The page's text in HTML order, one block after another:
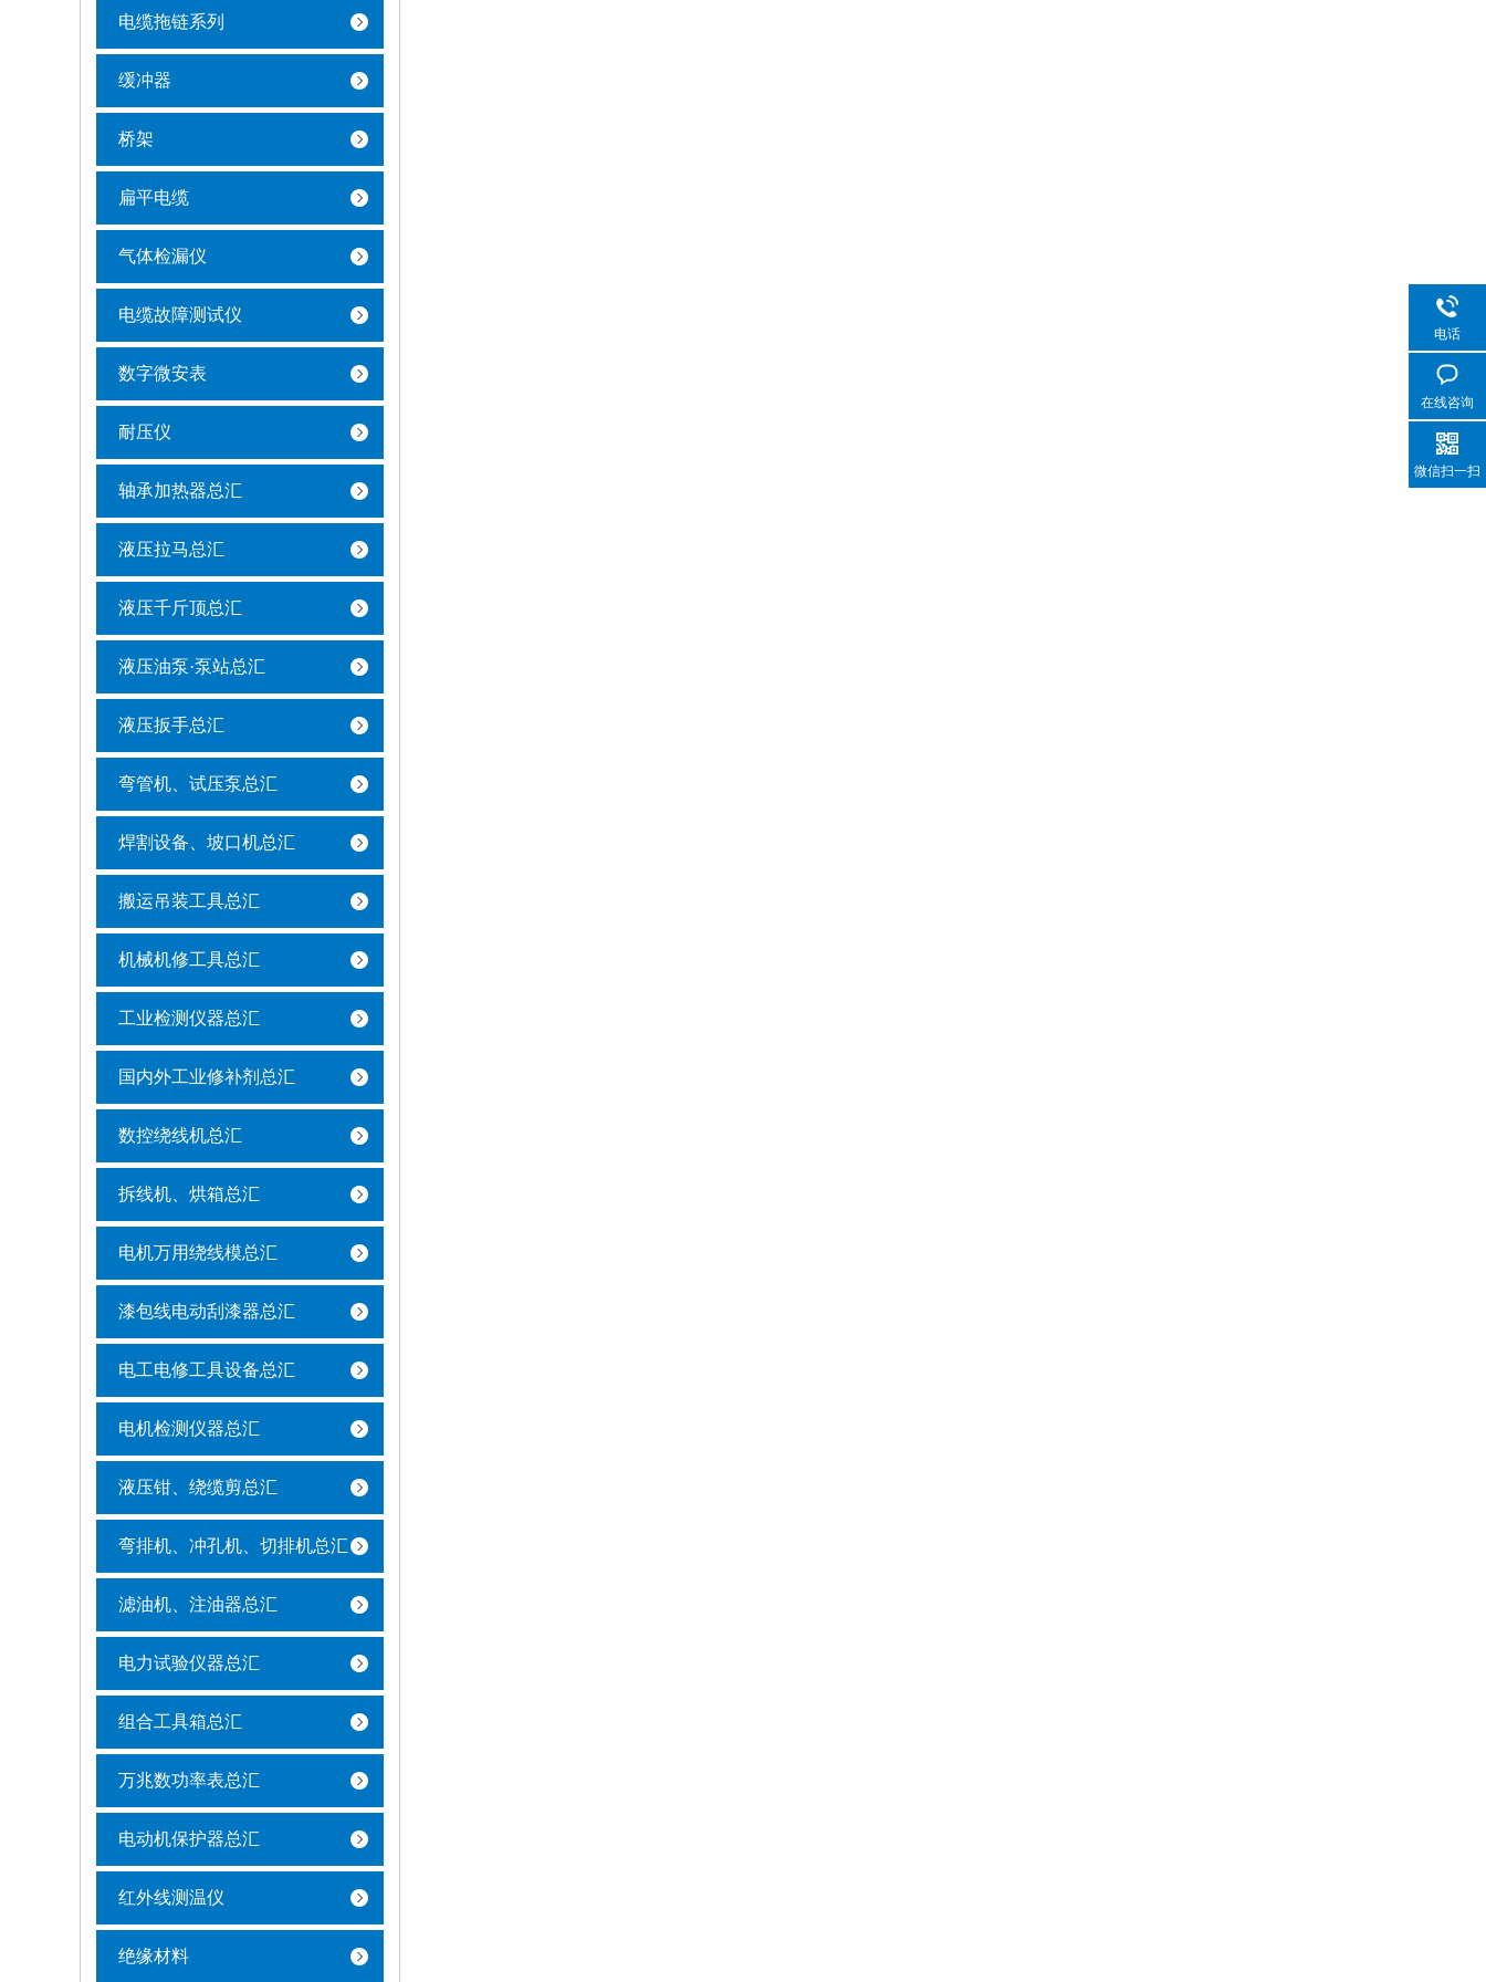
电缆拖链系列
缓冲器
桥架
扁平电缆
气体检漏仪
电缆故障测试仪
数字微安表
耐压仪
轴承加热器总汇
液压拉马总汇
液压千斤顶总汇
液压油泵·泵站总汇
液压扳手总汇
弯管机、试压泵总汇
焊割设备、坡口机总汇
搬运吊装工具总汇
机械机修工具总汇
工业检测仪器总汇
国内外工业修补剂总汇
数控绕线机总汇
拆线机、烘箱总汇
电机万用绕线模总汇
漆包线电动刮漆器总汇
电工电修工具设备总汇
电机检测仪器总汇
液压钳、绕缆剪总汇
弯排机、冲孔机、切排机总汇
滤油机、注油器总汇
电力试验仪器总汇
组合工具箱总汇
万兆数功率表总汇
电动机保护器总汇
红外线测温仪
绝缘材料
电话
在线咨询
微信扫一扫